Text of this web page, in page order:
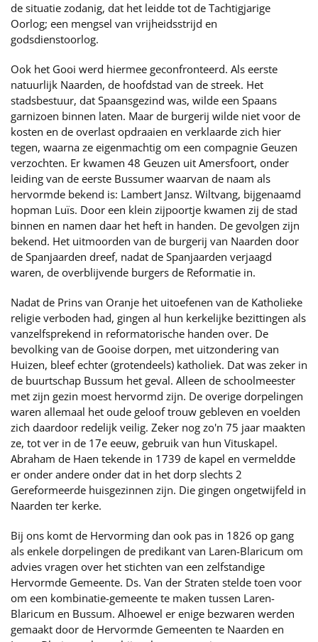
de situatie zodanig, dat het leidde tot de Tachtigjarige
Oorlog; een mengsel van vrijheidsstrijd en
godsdienstoorlog.
Ook het Gooi werd hiermee geconfronteerd. Als eerste
natuurlijk Naarden, de hoofdstad van de streek. Het
stadsbestuur, dat Spaansgezind was, wilde een Spaans
garnizoen binnen laten. Maar de burgerij wilde niet voor de
kosten en de overlast opdraaien en verklaarde zich hier
tegen, waarna ze eigenmachtig om een compagnie Geuzen
verzochten. Er kwamen 48 Geuzen uit Amersfoort, onder
leiding van de eerste Bussumer waarvan de naam als
hervormde bekend is: Lambert Jansz. Wiltvang, bijgenaamd
hopman Luïs. Door een klein zijpoortje kwamen zij de stad
binnen en namen daar het heft in handen. De gevolgen zijn
bekend. Het uitmoorden van de burgerij van Naarden door
de Spanjaarden dreef, nadat de Spanjaarden verjaagd
waren, de overblijvende burgers de Reformatie in.
Nadat de Prins van Oranje het uitoefenen van de Katholieke
religie verboden had, gingen al hun kerkelijke bezittingen als
vanzelfsprekend in reformatorische handen over. De
bevolking van de Gooise dorpen, met uitzondering van
Huizen, bleef echter (grotendeels) katholiek. Dat was zeker in
de buurtschap Bussum het geval. Alleen de schoolmeester
met zijn gezin moest hervormd zijn. De overige dorpelingen
waren allemaal het oude geloof trouw gebleven en voelden
zich daardoor redelijk veilig. Zeker nog zo'n 75 jaar maakten
ze, tot ver in de 17e eeuw, gebruik van hun Vituskapel.
Abraham de Haen tekende in 1739 de kapel en vermeldde
er onder andere onder dat in het dorp slechts 2
Gereformeerde huisgezinnen zijn. Die gingen ongetwijfeld in
Naarden ter kerke.
Bij ons komt de Hervorming dan ook pas in 1826 op gang
als enkele dorpelingen de predikant van Laren-Blaricum om
advies vragen over het stichten van een zelfstandige
Hervormde Gemeente. Ds. Van der Straten stelde toen voor
om een kombinatie-gemeente te maken tussen Laren-
Blaricum en Bussum. Alhoewel er enige bezwaren werden
gemaakt door de Hervormde Gemeenten te Naarden en